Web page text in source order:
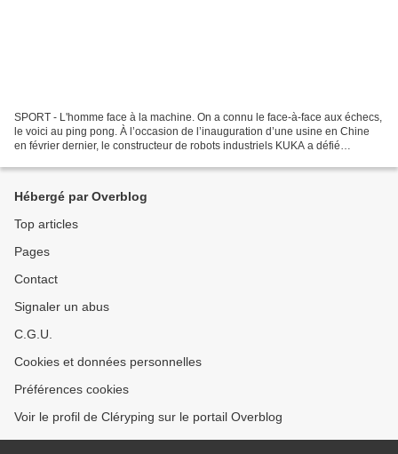
SPORT - L'homme face à la machine. On a connu le face-à-face aux échecs,
le voici au ping pong. À l’occasion de l’inauguration d’une usine en Chine
en février dernier, le constructeur de robots industriels KUKA a défié
Hébergé par Overblog
Top articles
Pages
Contact
Signaler un abus
C.G.U.
Cookies et données personnelles
Préférences cookies
Voir le profil de Cléryping sur le portail Overblog